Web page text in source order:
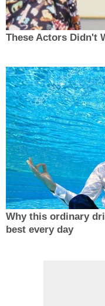
These Actors Didn't
Why this ordinary
best every day